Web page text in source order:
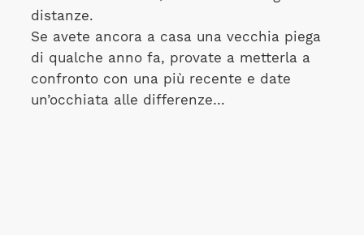
distanze.
Se avete ancora a casa una vecchia piega
di qualche anno fa, provate a metterla a
confronto con una più recente e date
un’occhiata alle differenze…